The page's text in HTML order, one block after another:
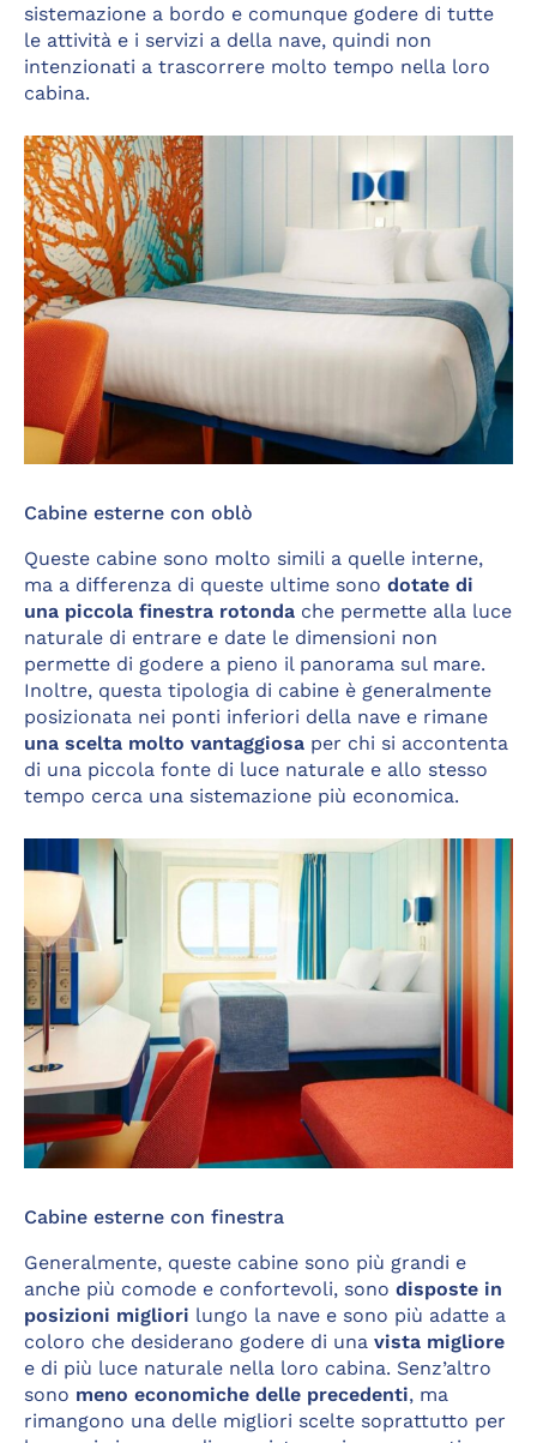
sistemazione a bordo e comunque godere di tutte
le attività e i servizi a della nave, quindi non
intenzionati a trascorrere molto tempo nella loro
cabina.
Cabine esterne con oblò
Queste cabine sono molto simili a quelle interne,
ma a differenza di queste ultime sono dotate di
una piccola finestra rotonda che permette alla luce
naturale di entrare e date le dimensioni non
permette di godere a pieno il panorama sul mare.
Inoltre, questa tipologia di cabine è generalmente
posizionata nei ponti inferiori della nave e rimane
una scelta molto vantaggiosa per chi si accontenta
di una piccola fonte di luce naturale e allo stesso
tempo cerca una sistemazione più economica.
Cabine esterne con finestra
Generalmente, queste cabine sono più grandi e
anche più comode e confortevoli, sono disposte in
posizioni migliori lungo la nave e sono più adatte a
coloro che desiderano godere di una vista migliore
e di più luce naturale nella loro cabina. Senz’altro
sono meno economiche delle precedenti, ma
rimangono una delle migliori scelte soprattutto per